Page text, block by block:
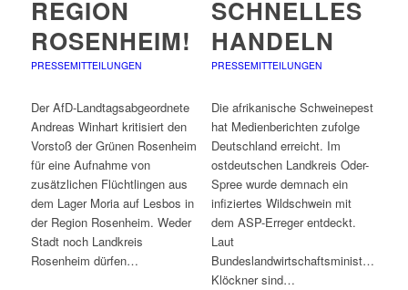
REGION
ROSENHEIM!
PRESSEMITTEILUNGEN
Der AfD-Landtagsabgeordnete
Andreas Winhart kritisiert den
Vorstoß der Grünen Rosenheim
für eine Aufnahme von
zusätzlichen Flüchtlingen aus
dem Lager Moria auf Lesbos in
der Region Rosenheim. Weder
Stadt noch Landkreis
Rosenheim dürfen…
SCHNELLES
HANDELN
PRESSEMITTEILUNGEN
Die afrikanische Schweinepest
hat Medienberichten zufolge
Deutschland erreicht. Im
ostdeutschen Landkreis Oder-
Spree wurde demnach ein
infiziertes Wildschwein mit
dem ASP-Erreger entdeckt.
Laut
Bundeslandwirtschaftsministerin
Klöckner sind…